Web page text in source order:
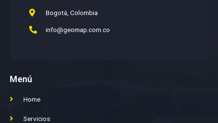
Bogotá, Colombia
info@geomap.com.co
Menú
Home
Servicios